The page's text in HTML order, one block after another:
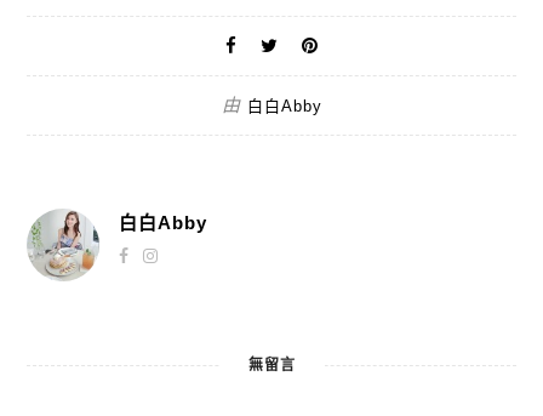
由 白白Abby
白白Abby
無留言